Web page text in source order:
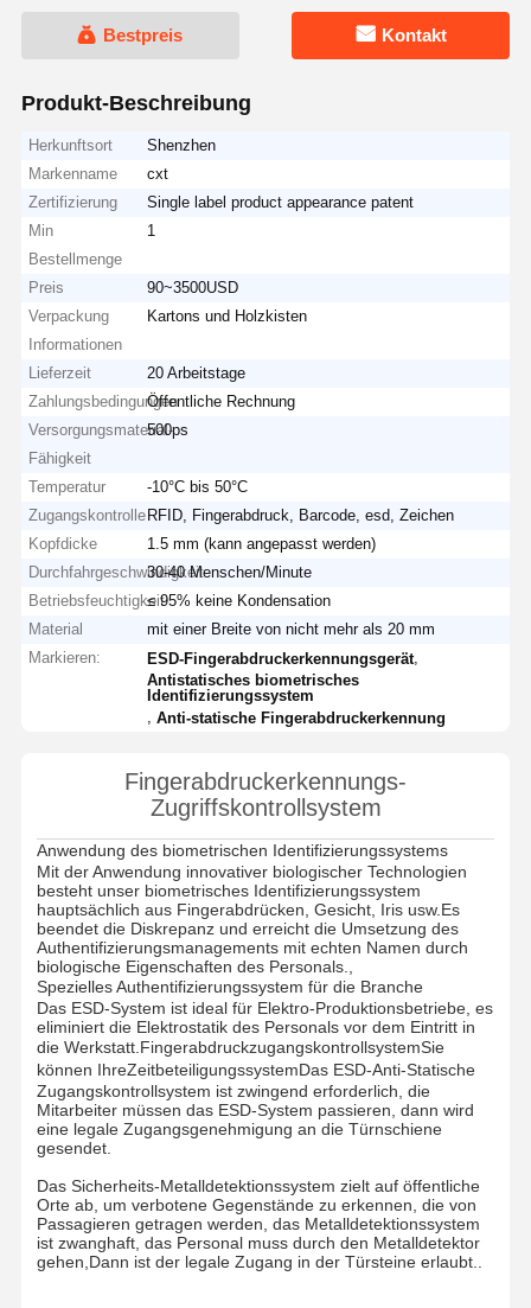
Bestpreis Kontakt
Produkt-Beschreibung
Herkunftsort
Shenzhen
Markenname
cxt
Zertifizierung
Single label product appearance patent
Min
Bestellmenge
1
Preis
90~3500USD
Verpackung
Informationen
Kartons und Holzkisten
Lieferzeit
20 Arbeitstage
ZahlungsbedingungenÖffentliche Rechnung
Versorgungsmaterial-
Fähigkeit
500ps
Temperatur
-10°C bis 50°C
Zugangskontrolle RFID, Fingerabdruck, Barcode, esd, Zeichen
Kopfdicke
1.5 mm (kann angepasst werden)
Durchfahrgeschwindigkeit30-40 Menschen/Minute
Betriebsfeuchtigkeit≤ 95% keine Kondensation
Material
mit einer Breite von nicht mehr als 20 mm
Markieren:
ESD-Fingerabdruckerkennungsgerät
Antistatisches biometrisches
Identifizierungssystem
Anti-statische Fingerabdruckerkennung
Fingerabdruckerkennungs-
Zugriffskontrollsystem
Anwendung des biometrischen Identifizierungssystems
Mit der Anwendung innovativer biologischer Technologien
besteht unser biometrisches Identifizierungssystem
hauptsächlich aus Fingerabdrücken, Gesicht, Iris usw.Es
beendet die Diskrepanz und erreicht die Umsetzung des
Authentifizierungsmanagements mit echten Namen durch
biologische Eigenschaften des Personals.,
Spezielles Authentifizierungssystem für die Branche
Das ESD-System ist ideal für Elektro-Produktionsbetriebe, es
eliminiert die Elektrostatik des Personals vor dem Eintritt in
die Werkstatt. FingerabdruckzugangskontrollsystemSie
können IhreZeitbeteiligungssystemDas ESD-Anti-Statische
Zugangskontrollsystem ist zwingend erforderlich, die
Mitarbeiter müssen das ESD-System passieren, dann wird
eine legale Zugangsgenehmigung an die Türnschiene
gesendet.
Das Sicherheits-Metalldetektionssystem zielt auf öffentliche
Orte ab, um verbotene Gegenstände zu erkennen, die von
Passagieren getragen werden, das Metalldetektionssystem
ist zwanghaft, das Personal muss durch den Metalldetektor
gehen,Dann ist der legale Zugang in der Türsteine erlaubt..